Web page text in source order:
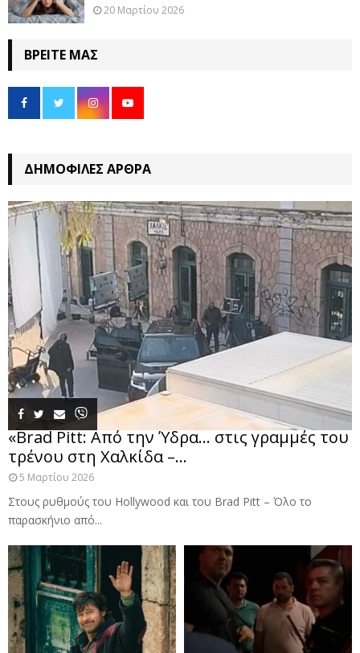
20 Μαρτίου 2026
ΒΡΕΊΤΕ ΜΑΣ
ΔΗΜΟΦΙΛΈΣ ΆΡΘΡΑ
«Brad Pitt: Από την Ύδρα… στις γραμμές του
τρένου στη Χαλκίδα –...
5 Μαρτίου 2026
Στους ρυθμούς του Hollywood και του Brad Pitt – Όλο το
παρασκήνιο από...